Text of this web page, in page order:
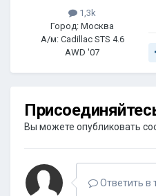
1,3k
Город: Москва
А/м: Cadillac STS 4.6
AWD '07
Вы можете опубликовать
Ответить в